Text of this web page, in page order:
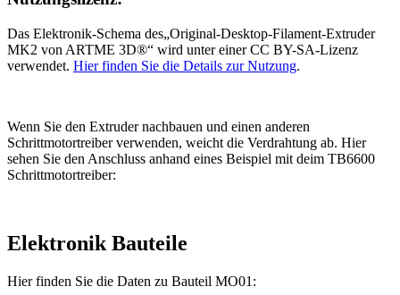
Das Elektronik-Schema des„Original-Desktop-Filament-Extruder
MK2 von ARTME 3D®“ wird unter einer CC BY-SA-Lizenz
verwendet. Hier finden Sie die Details zur Nutzung.
Wenn Sie den Extruder nachbauen und einen anderen
Schrittmotortreiber verwenden, weicht die Verdrahtung ab. Hier
sehen Sie den Anschluss anhand eines Beispiel mit deim TB6600
Schrittmotortreiber:
Elektronik Bauteile
Hier finden Sie die Daten zu Bauteil MO01: